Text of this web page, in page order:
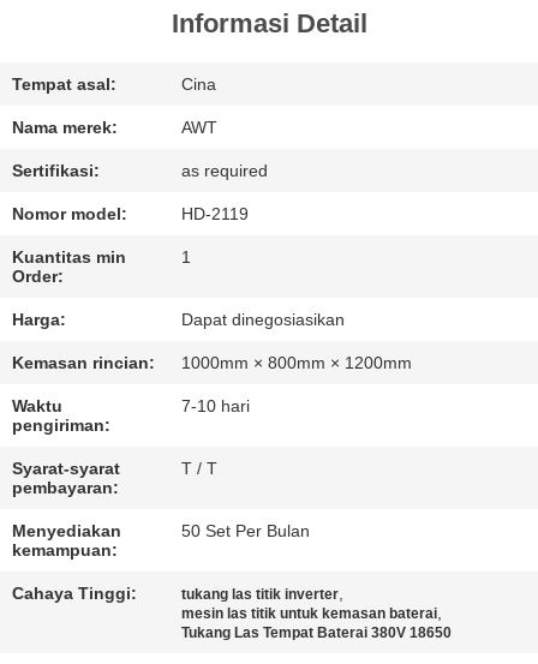
BICARA
SEKARANG
SITEMAP
PRIVACY
POLICY
Informasi Detail
Tempat asal: Cina
Nama merek: AWT
Sertifikasi: as required
Nomor model: HD-2119
Kuantitas min
Order:
1
Harga: Dapat dinegosiasikan
Kemasan rincian: 1000mm × 800mm × 1200mm
Waktu
pengiriman:
7-10 hari
Syarat-syarat
pembayaran:
T / T
Menyediakan
kemampuan:
50 Set Per Bulan
Cahaya Tinggi: tukang las titik inverter
mesin las titik untuk kemasan baterai
Tukang Las Tempat Baterai 380V 18650